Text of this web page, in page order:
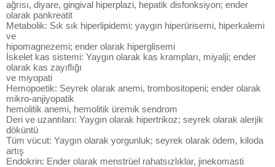
ağrısı, diyare, gingival hiperplazi, hepatik disfonksiyon; ender
olarak pankreatit
Metabolik: Sık sık hiperlipidemi; yaygın hiperürisemi, hiperkalemi
ve
hipomagnezemi; ender olarak hiperglisemi
İskelet kas sistemi: Yaygın olarak kas krampları, miyalji; ender
olarak kas zayıflığı
ve miyopati
Hemopoetik: Seyrek olarak anemi, trombositopeni; ender olarak
mikro-anjiyopatik
hemolitik anemi, hemolitik üremik sendrom
Deri ve uzantıları: Yaygın olarak hipertrikoz; seyrek olarak alerjik
döküntü
Tüm vücut: Yaygın olarak yorgunluk; seyrek olarak ödem, kiloda
artış
Endokrin: Ender olarak menstrüel rahatsızlıklar, jinekomasti